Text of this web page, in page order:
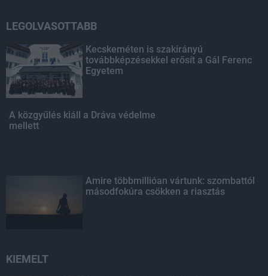
LEGOLVASOTTABB
Kecskeméten is szakirányú
továbbképzésekkel erősít a Gál Ferenc
Egyetem
A közgyűlés kiáll a Dráva védelme
mellett
Amire többmillióan vártunk: szombattól
másodfokúra csökken a riasztás
KIEMELT